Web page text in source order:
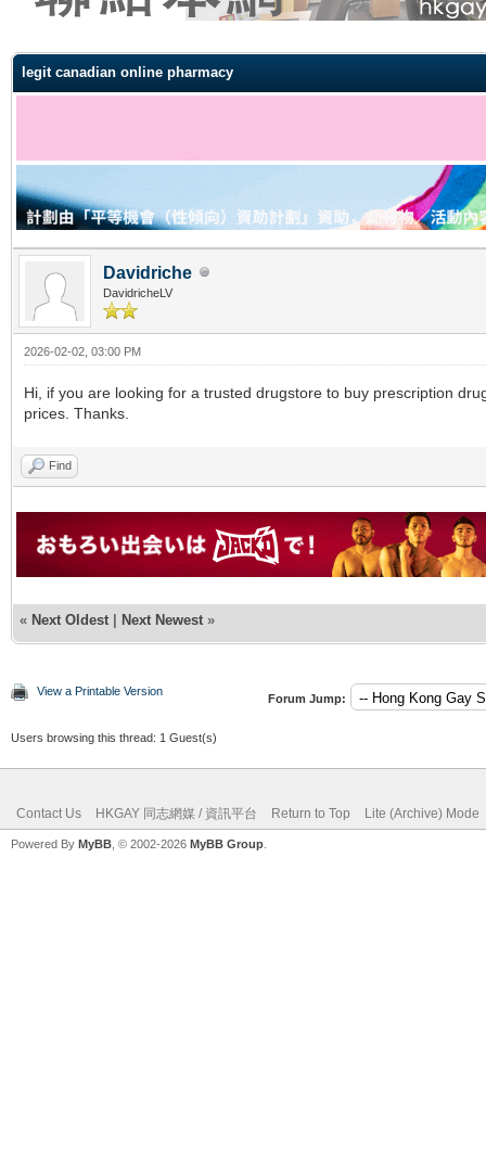
legit canadian online pharmacy
Davidriche
DavidricheLV
2026-02-02, 03:00 PM
Hi, if you are looking for a trusted drugstore to buy prescription
prices. Thanks.
Find
« Next Oldest | Next Newest »
View a Printable Version
Forum Jump:
Users browsing this thread: 1 Guest(s)
Contact Us HKGAY 同志網媒 / 資訊平台 Return to Top Lite (Archive) Mode
Powered By MyBB , © 2002-2026 MyBB Group